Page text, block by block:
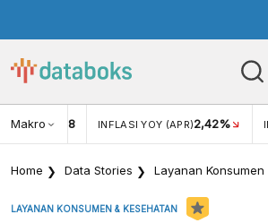
Makro
USD/IDR 18 INFLASI YOY (APR)2,42%
Home Data Stories Layanan Konsumen
LAYANAN KONSUMEN & KESEHATAN